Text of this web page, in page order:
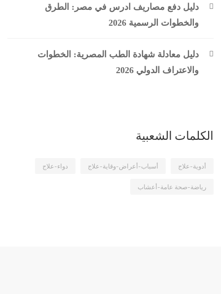
دليل دفع مصاريف ادرس في مصر: الطرق
والخطوات الرسمية 2026
دليل معادلة شهادة الطب المصرية: الخطوات
والاعتراف الدولي 2026
الكلمات الشعبية
أدوية-علاج أسباب-أعراض-وقاية-علاج
دواء-علاج
رياضة-صحة عامة-أعشاب